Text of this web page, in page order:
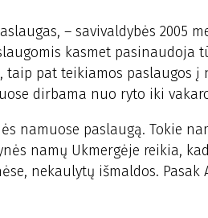
– savivaldybės 2005
kasmet pasinaudoja
pat teikiamos paslaugos į
dirbama nuo ryto iki
namuose paslaugą. Tokie
namų Ukmergėje reikia,
nekaulytų išmaldos. Pasak